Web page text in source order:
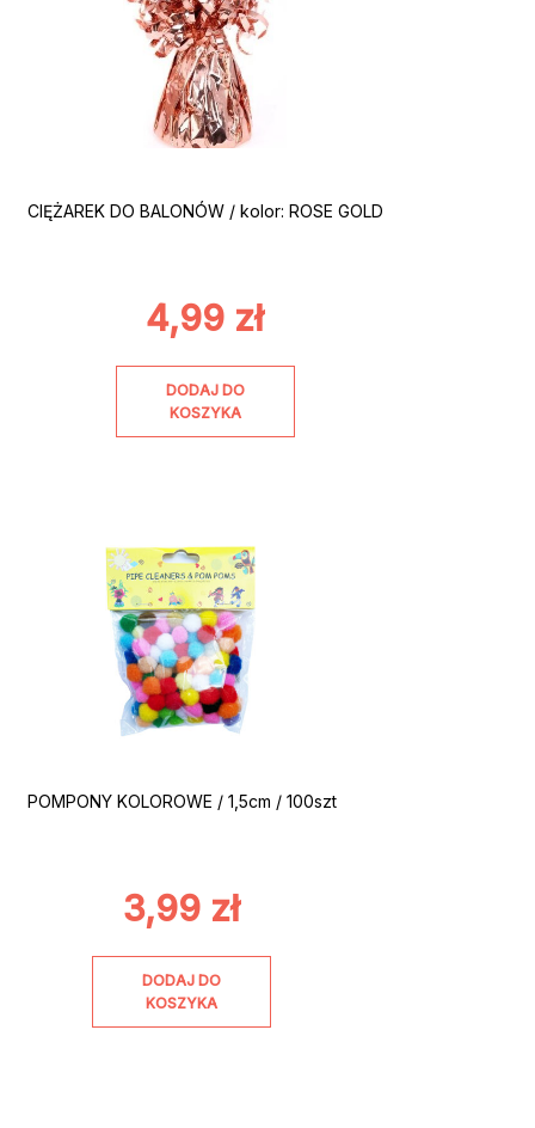
CIĘŻAREK DO BALONÓW / kolor: ROSE GOLD
4,99 zł
DODAJ DO
KOSZYKA
POMPONY KOLOROWE / 1,5cm / 100szt
3,99 zł
DODAJ DO
KOSZYKA